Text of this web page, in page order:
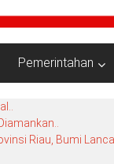
Pemerintahan
Riau, Bumi